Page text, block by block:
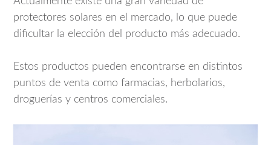
protectores solares en el mercado, lo que puede
dificultar la elección del producto más adecuado.
Estos productos pueden encontrarse en distintos
puntos de venta como farmacias, herbolarios,
droguerías y centros comerciales.